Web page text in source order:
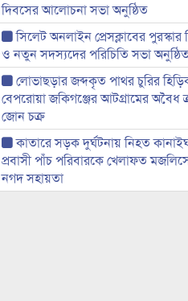
দিবসের আলোচনা সভা অনুষ্ঠিত
সিলেট অনলাইন প্রেসক্লাবের পুরস্কার
ও নতুন সদস্যদের পরিচিতি সভা
লোভাছড়ার জব্দকৃত পাথর চুরির
বেপরোয়া জকিগঞ্জের আটগ্রামের অবৈধ
জোন চক্র
কাতারে সড়ক দুর্ঘটনায় নিহত
প্রবাসী পাঁচ পরিবারকে খেলাফত
নগদ সহায়তা